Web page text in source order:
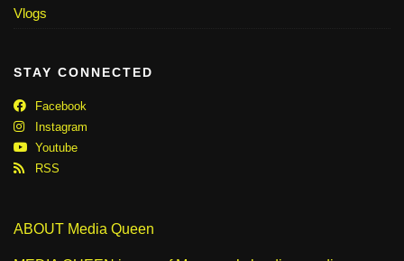
Vlogs
STAY CONNECTED
Facebook
Instagram
Youtube
RSS
ABOUT Media Queen